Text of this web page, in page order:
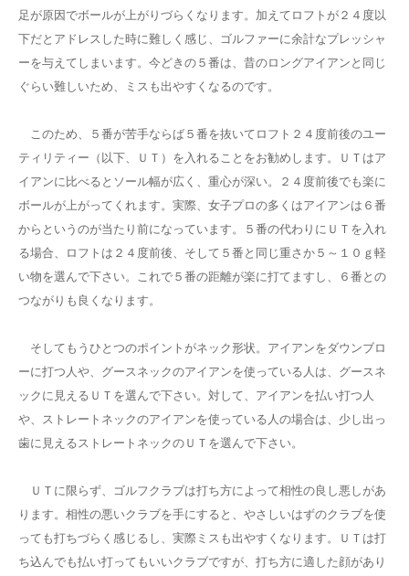
足が原因でボールが上がりづらくなります。加えてロフトが２４度以
下だとアドレスした時に難しく感じ、ゴルファーに余計なプレッシャ
ーを与えてしまいます。今どきの５番は、昔のロングアイアンと同じ
ぐらい難しいため、ミスも出やすくなるのです。
このため、５番が苦手ならば５番を抜いてロフト２４度前後のユー
ティリティー（以下、ＵＴ）を入れることをお勧めします。ＵＴはア
イアンに比べるとソール幅が広く、重心が深い。２４度前後でも楽に
ボールが上がってくれます。実際、女子プロの多くはアイアンは６番
からというのが当たり前になっています。５番の代わりにＵＴを入れ
る場合、ロフトは２４度前後、そして５番と同じ重さか５～１０ｇ軽
い物を選んで下さい。これで５番の距離が楽に打てますし、６番との
つながりも良くなります。
そしてもうひとつのポイントがネック形状。アイアンをダウンブロ
ーに打つ人や、グースネックのアイアンを使っている人は、グースネ
ックに見えるＵＴを選んで下さい。対して、アイアンを払い打つ人
や、ストレートネックのアイアンを使っている人の場合は、少し出っ
歯に見えるストレートネックのＵＴを選んで下さい。
ＵＴに限らず、ゴルフクラブは打ち方によって相性の良し悪しがあ
ります。相性の悪いクラブを手にすると、やさしいはずのクラブを使
っても打ちづらく感じるし、実際ミスも出やすくなります。ＵＴは打
ち込んでも払い打ってもいいクラブですが、打ち方に適した顔があり